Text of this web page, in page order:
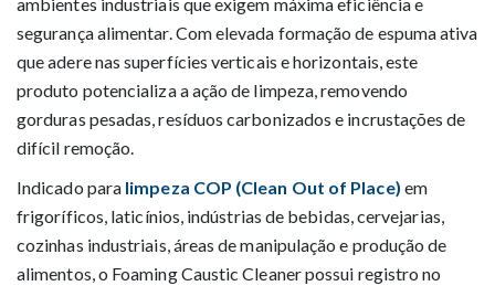
segurança alimentar. Com elevada formação de espuma ativa
que adere nas superfícies verticais e horizontais, este
produto potencializa a ação de limpeza, removendo
gorduras pesadas, resíduos carbonizados e incrustações de
difícil remoção.
Indicado para limpeza COP (Clean Out of Place) em
frigoríficos, laticínios, indústrias de bebidas, cervejarias,
cozinhas industriais, áreas de manipulação e produção de
alimentos, o Foaming Caustic Cleaner possui registro no